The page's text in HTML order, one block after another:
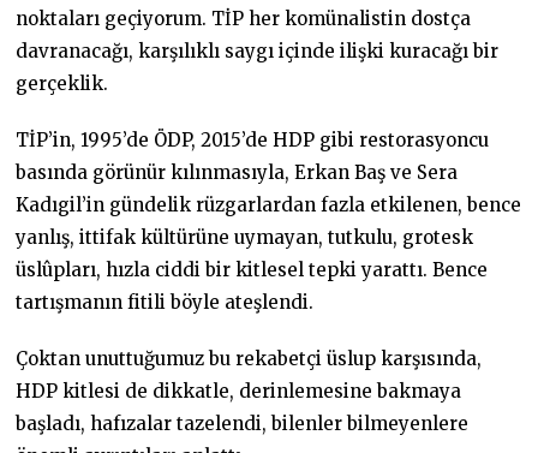
noktaları geçiyorum. TİP her komünalistin dostça
davranacağı, karşılıklı saygı içinde ilişki kuracağı bir
gerçeklik.
TİP’in, 1995’de ÖDP, 2015’de HDP gibi restorasyoncu
basında görünür kılınmasıyla, Erkan Baş ve Sera
Kadıgil’in gündelik rüzgarlardan fazla etkilenen, bence
yanlış, ittifak kültürüne uymayan, tutkulu, grotesk
üslûpları, hızla ciddi bir kitlesel tepki yarattı. Bence
tartışmanın fitili böyle ateşlendi.
Çoktan unuttuğumuz bu rekabetçi üslup karşısında,
HDP kitlesi de dikkatle, derinlemesine bakmaya
başladı, hafızalar tazelendi, bilenler bilmeyenlere